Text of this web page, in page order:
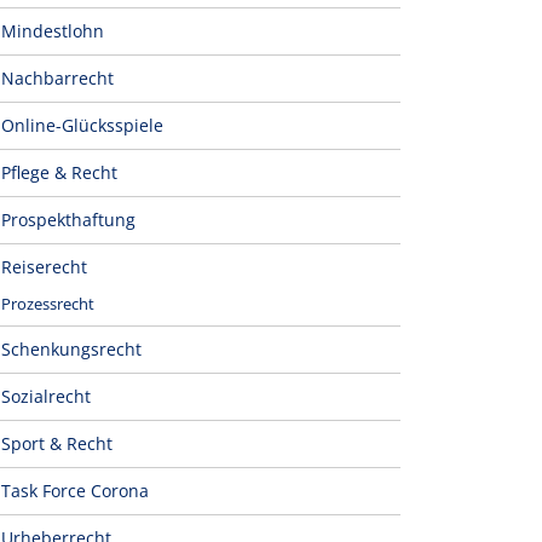
Mindestlohn
Nachbarrecht
Online-Glücksspiele
Pflege & Recht
Prospekthaftung
Reiserecht
Prozessrecht
Schenkungsrecht
Sozialrecht
Sport & Recht
Task Force Corona